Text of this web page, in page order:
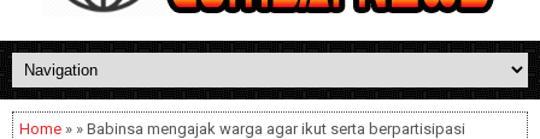
Home » » Babinsa mengajak warga agar ikut serta berpartisipasi